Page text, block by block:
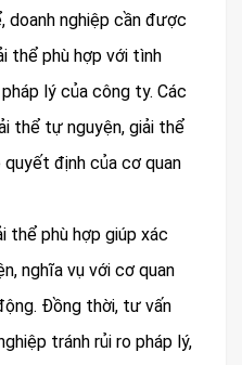
doanh nghiệp cần được
thể phù hợp với tình
lý của công ty. Các
thể tự nguyện, giải thể
định của cơ quan
thể phù hợp giúp xác
nghĩa vụ với cơ quan
Đồng thời, tư vấn
tránh rủi ro pháp lý,